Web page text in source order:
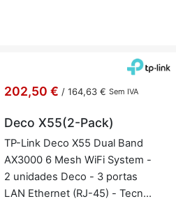
202,50 € / 164,63 € Sem IVA
Deco X55(2-Pack)
TP-Link Deco X55 Dual Band
AX3000 6 Mesh WiFi System -
2 uni­dades Deco - 3 portas
LAN Ethernet (RJ-45) - Tec­no­